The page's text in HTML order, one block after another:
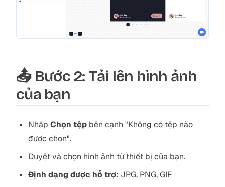
📤 Bước 2: Tải lên hình ảnh
của bạn
Nhấp Chọn tệp bên cạnh "Không có tệp nào
được chọn".
Duyệt và chọn hình ảnh từ thiết bị của bạn.
Định dạng được hỗ trợ: JPG, PNG, GIF